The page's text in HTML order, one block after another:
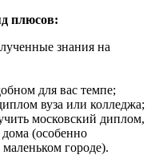
плюсов:
знания на
для вас темпе;
вуза или колледжа;
московский диплом,
(особенно
городе).